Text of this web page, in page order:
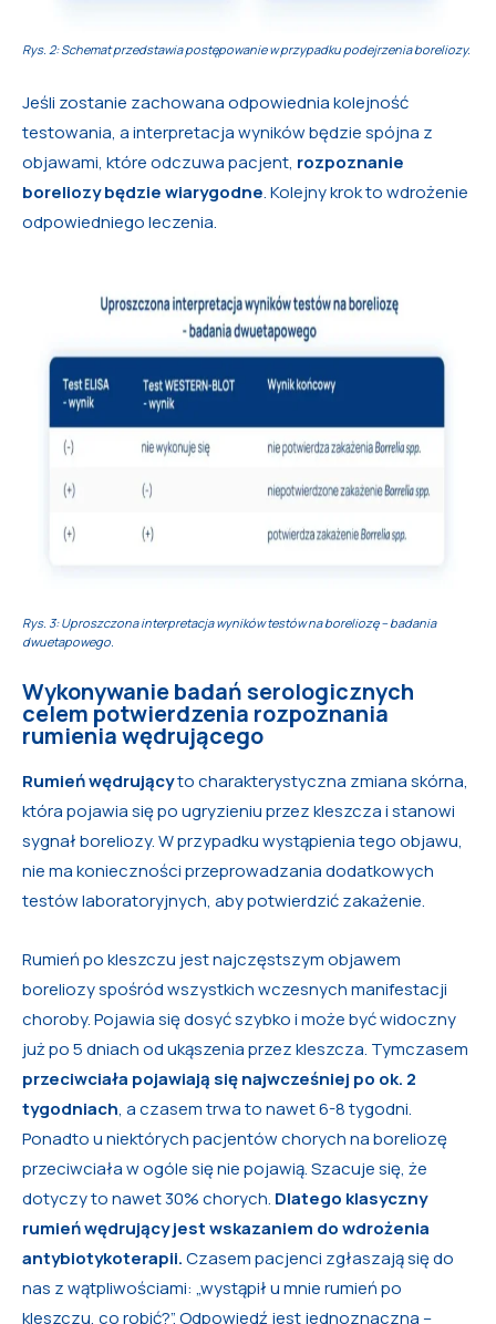
Rys. 2: Schemat przedstawia postępowanie w przypadku podejrzenia boreliozy.
Jeśli zostanie zachowana odpowiednia kolejność
testowania, a interpretacja wyników będzie spójna z
objawami, które odczuwa pacjent, rozpoznanie
boreliozy będzie wiarygodne. Kolejny krok to wdrożenie
odpowiedniego leczenia.
Rys. 3: Uproszczona interpretacja wyników testów na boreliozę – badania
dwuetapowego.
Wykonywanie badań serologicznych
celem potwierdzenia rozpoznania
rumienia wędrującego
Rumień wędrującyto charakterystyczna zmiana skórna,
która pojawia się po ugryzieniu przez kleszcza i stanowi
sygnał boreliozy. W przypadku wystąpienia tego objawu,
nie ma konieczności przeprowadzania dodatkowych
testów laboratoryjnych, aby potwierdzić zakażenie.
Rumień po kleszczu jest najczęstszym objawem
boreliozy spośród wszystkich wczesnych manifestacji
choroby. Pojawia się dosyć szybko i może być widoczny
już po 5 dniach od ukąszenia przez kleszcza. Tymczasem
przeciwciała pojawiają się najwcześniej po ok. 2
tygodniach, a czasem trwa to nawet 6-8 tygodni.
Ponadto u niektórych pacjentów chorych na boreliozę
przeciwciała w ogóle się nie pojawią. Szacuje się, że
dotyczy to nawet 30% chorych. Dlatego klasyczny
rumień wędrujący jest wskazaniem do wdrożenia
antybiotykoterapii.Czasem pacjenci zgłaszają się do
nas z wątpliwościami: „wystąpił u mnie rumień po
kleszczu, co robić?”. Odpowiedź jest jednoznaczna –